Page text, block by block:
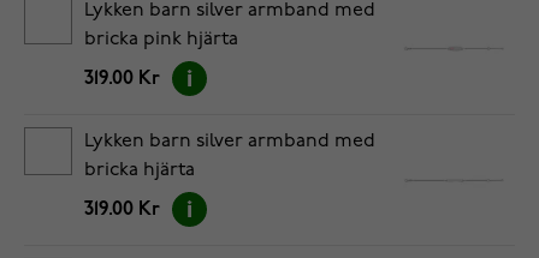
Lykken barn silver armband med
bricka pink hjärta
319.00 Kr
Lykken barn silver armband med
bricka hjärta
319.00 Kr